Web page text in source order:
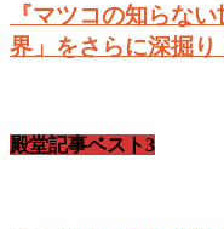
『マツコの知らな
界」をさらに深掘り
殿堂記事ベスト3